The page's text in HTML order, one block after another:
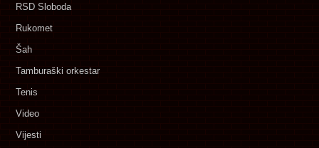
RSD Sloboda
Rukomet
Šah
Tamburaški orkestar
Tenis
Video
Vijesti